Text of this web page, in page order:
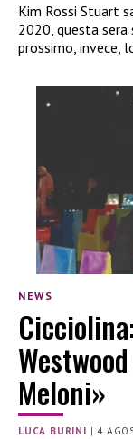
Kim Rossi Stuart
2020, questa sera
prossimo, invece,
NEWS
Meloni»
LUCA BURINI |4